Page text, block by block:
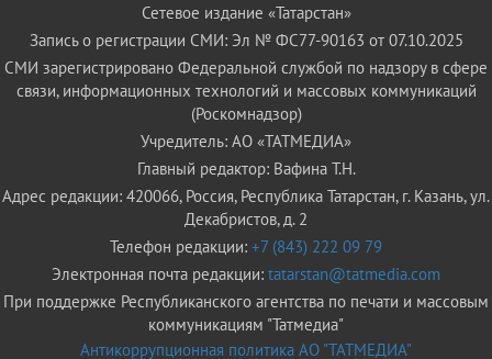
Сетевое издание «Татарстан»
Запись о регистрации СМИ: Эл № ФС77-90163 от 07.10.2025
СМИ зарегистрировано Федеральной службой по надзору в сфере
связи, информационных технологий и массовых коммуникаций
(Роскомнадзор)
Учредитель: АО «ТАТМЕДИА»
Главный редактор: Вафина Т.Н.
Адрес редакции: 420066, Россия, Республика Татарстан, г. Казань, ул.
Декабристов, д. 2
Телефон редакции: +7 (843) 222 09 79
Электронная почта редакции: tatarstan@tatmedia.com
При поддержке Республиканского агентства по печати и массовым
коммуникациям "Татмедиа"
Антикоррупционная политика АО "ТАТМЕДИА"